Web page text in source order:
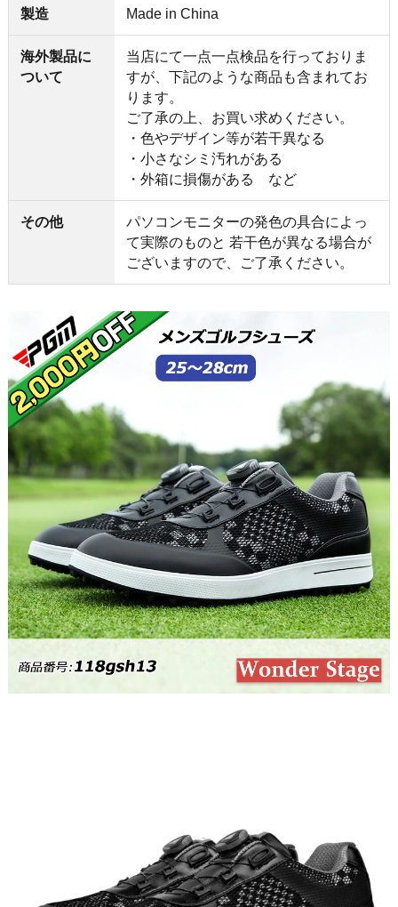
製造 Made in China
海外製品に
ついて
当店にて一点一点検品を行っておりま
すが、下記のような商品も含まれてお
ります。
ご了承の上、お買い求めください。
・色やデザイン等が若干異なる
・小さなシミ汚れがある
・外箱に損傷がある など
その他
パソコンモニターの発色の具合によっ
て実際のものと 若干色が異なる場合が
ございますので、ご了承ください。